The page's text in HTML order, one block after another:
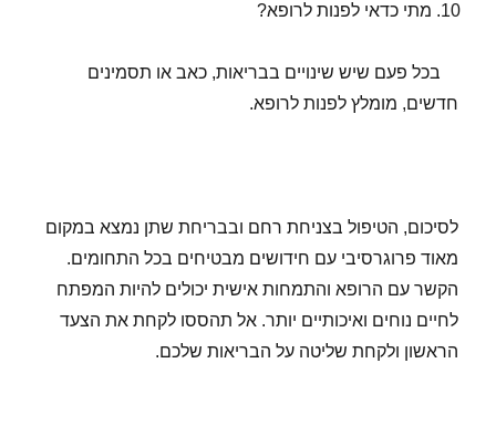
מתי כדאי לפנות לרופא?
בכל פעם שיש שינויים בבריאות, כאב או תסמינים
חדשים, מומלץ לפנות לרופא.
לסיכום, הטיפול בצניחת רחם ובבריחת שתן נמצא במקום
מאוד פרוגרסיבי עם חידושים מבטיחים בכל התחומים.
הקשר עם הרופא והתמחות אישית יכולים להיות המפתח
לחיים נוחים ואיכותיים יותר. אל תהססו לקחת את הצעד
הראשון ולקחת שליטה על הבריאות שלכם.